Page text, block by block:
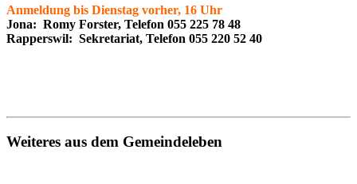
Anmeldung bis Dienstag vorher, 16 Uhr
Jona: Romy Forster, Telefon 055 225 78 48
Rapperswil: Sekretariat, Telefon 055 220 52 40
Weiteres aus dem Gemeindeleben